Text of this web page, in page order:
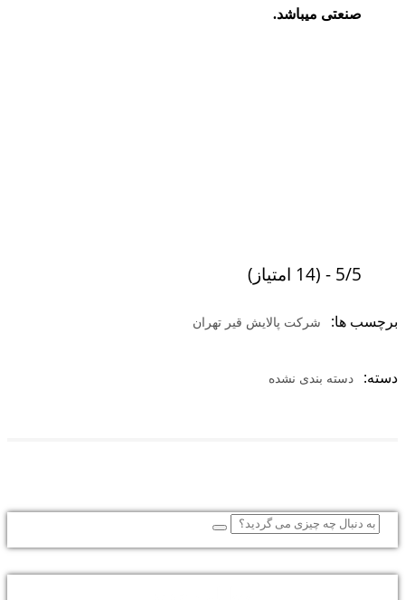
صنعتی میباشد.
5/5 - (14 امتیاز)
برچسب ها: شرکت پالایش قیر تهران
دسته: دسته بندی نشده